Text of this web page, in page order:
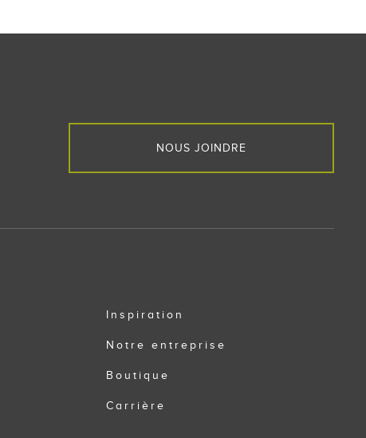
NOUS JOINDRE
Inspiration
Notre entreprise
Boutique
Carrière